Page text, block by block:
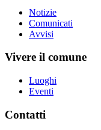
Notizie
Comunicati
Avvisi
Vivere il comune
Luoghi
Eventi
Contatti